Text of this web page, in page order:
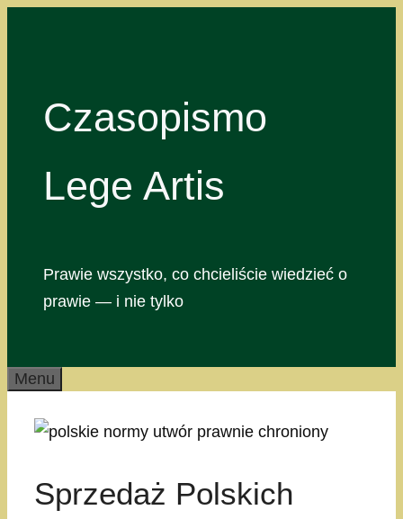
Czasopismo
Lege Artis
Prawie wszystko, co chcieliście wiedzieć o
prawie — i nie tylko
Menu
Sprzedaż Polskich